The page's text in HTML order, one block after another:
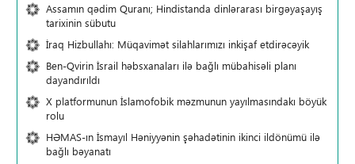
Assamın qədim Quranı; Hindistanda dinlərarası birgəyaşayış
tarixinin sübutu
İraq Hizbullahı: Müqavimət silahlarımızı inkişaf etdirəcəyik
Ben-Qvirin İsrail həbsxanaları ilə bağlı mübahisəli planı
dayandırıldı
X platformunun İslamofobik məzmunun yayılmasındakı böyük
rolu
HƏMAS-ın İsmayıl Həniyyənin şəhadətinin ikinci ildönümü ilə
bağlı bəyanatı